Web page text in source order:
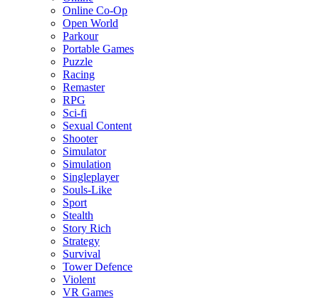
Online Co-Op
Open World
Parkour
Portable Games
Puzzle
Racing
Remaster
RPG
Sci-fi
Sexual Content
Shooter
Simulator
Simulation
Singleplayer
Souls-Like
Sport
Stealth
Story Rich
Strategy
Survival
Tower Defence
Violent
VR Games